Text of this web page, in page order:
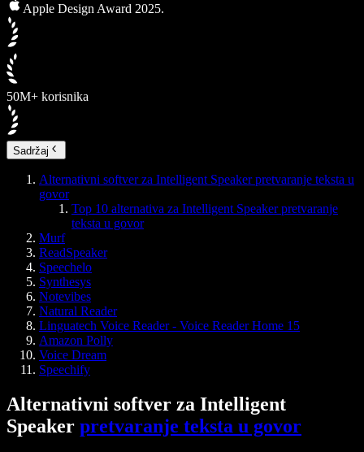
Apple Design Award 2025.
50M+ korisnika
Sadržaj
Alternativni softver za Intelligent Speaker pretvaranje teksta u
govor
Top 10 alternativa za Intelligent Speaker pretvaranje
teksta u govor
Murf
ReadSpeaker
Speechelo
Synthesys
Notevibes
Natural Reader
Linguatech Voice Reader - Voice Reader Home 15
Amazon Polly
Voice Dream
Speechify
Alternativni softver za Intelligent
Speaker pretvaranje teksta u govor